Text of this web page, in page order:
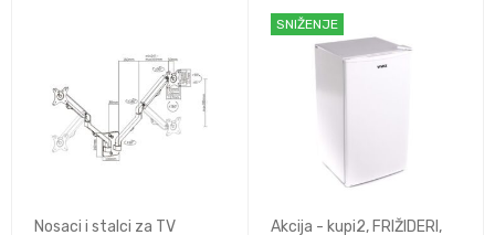
Nosaci i stalci za TV
SNIŽENJE
Akcija - kupi2, FRIŽIDERI ,